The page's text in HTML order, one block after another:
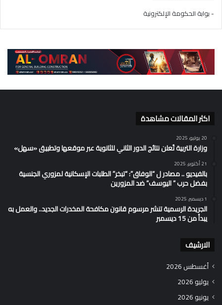
- بوابة الحكومة الإلكترونية
اكثر المقالات مشاهدة
20 يوليو، 2025
وزارة التربية تُعلن نتائج الدور الثاني للثانوية عبر موقعها وتطبيق «سهل»
21 أكتوبر، 2025
بالفيديو .. مصادر ل “الوفاق”: “تبخر” الطلبات الإسكانية لمزوري الجنسية
بفضل حرب ” اليوسف” ضد المزورين
1 ديسمبر، 2025
الجريدة الرسمية تنشر مرسوم قانون مكافحة المخدرات الجديد.. والعمل به
يبدأ من 15 ديسمبر
الارشيف
أغسطس 2026
يوليو 2026
يونيو 2026